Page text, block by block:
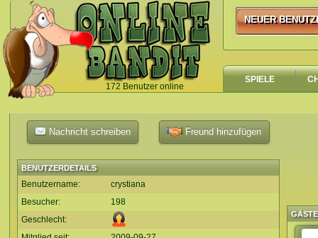
172 Benutzer online
`
NEUER
NEUER
SPIELE
Nachricht schreiben Freund hinzufügen
BENUTZERDETAILS
Benutzername:
crystiana
Besucher:
198
Geschlecht: